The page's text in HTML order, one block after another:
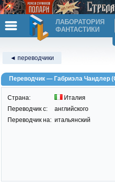
ЛАБОРАТОРИЯ
ФАНТАСТИКИ
◄ переводчики
Переводчик — Габриэла Чандлер
Страна:
Италия
Переводчик c:
английского
Переводчик на: итальянский